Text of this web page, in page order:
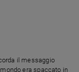
il messaggio
era spaccato in